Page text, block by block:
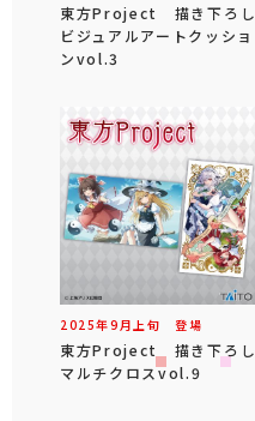
東方Project 描き下ろし
ビジュアルアートクッショ
ンvol.3
2025年9 月 上旬 登場
東方Project 描き下ろし
マルチクロスvol.9